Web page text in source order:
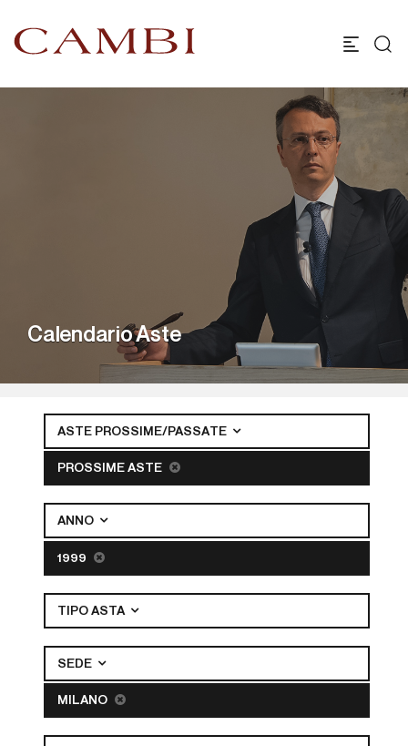
Calendario Aste
ASTE PROSSIME/PASSATE
PROSSIME ASTE
ANNO
1999
TIPO ASTA
SEDE
MILANO